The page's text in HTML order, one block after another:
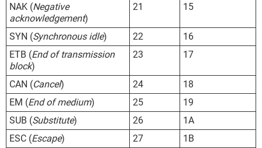
NAK (Negative
acknowledgement)
21 15
SYN (Synchronous idle) 22
16
ETB (End of transmission
block)
23 17
CAN (Cancel) 24
18
EM (End of medium) 25
19
SUB (Substitute) 26
1A
ESC (Escape) 27 1B